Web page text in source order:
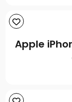
Apple